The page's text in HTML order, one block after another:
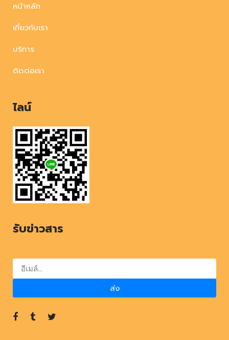
หน้าหลัก
เกี่ยวกับเรา
บริการ
ติดต่อเรา
ไลน์
รับข่าวสาร